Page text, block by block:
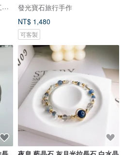
Philosopher's Stone鍊晶術 工作室
發光寶石旅行手作
NT$ 1,480
可客製